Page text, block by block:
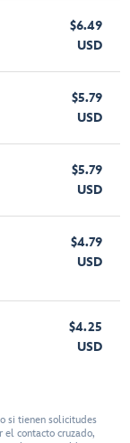
$6.49
USD
$5.79
USD
$5.79
USD
$4.79
USD
$4.25
USD
si tienen solicitudes
contacto cruzado,